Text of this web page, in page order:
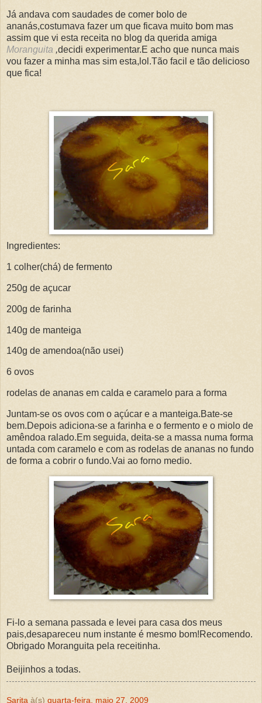
Já andava com saudades de comer bolo de
ananás,costumava fazer um que ficava muito bom mas
assim que vi esta receita no blog da querida amiga
Moranguita ,decidi experimentar.E acho que nunca mais
vou fazer a minha mas sim esta,lol.Tão facil e tão delicioso
que fica!
Ingredientes:
1 colher(chá) de fermento
250g de açucar
200g de farinha
140g de manteiga
140g de amendoa(não usei)
6 ovos
rodelas de ananas em calda e caramelo para a forma
Juntam-se os ovos com o açúcar e a manteiga.Bate-se
bem.Depois adiciona-se a farinha e o fermento e o miolo de
amêndoa ralado.Em seguida, deita-se a massa numa forma
untada com caramelo e com as rodelas de ananas no fundo
de forma a cobrir o fundo.Vai ao forno medio.
Fi-lo a semana passada e levei para casa dos meus
pais,desapareceu num instante é mesmo bom!Recomendo.
Obrigado Moranguita pela receitinha.
Beijinhos a todas.
Sarita à(s) quarta-feira, maio 27, 2009